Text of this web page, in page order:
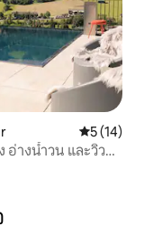
คะแนนเฉลี่
5 (14)
อ่างน้ำวน และวิว